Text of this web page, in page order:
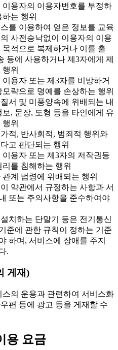
이용자의 이용자번호를 부정하
는 행위
를 이용하여 얻은 정보를 교육
사전승낙없이 이용자의 이용
목적으로 복제하거나 이를 출
등에 사용하거나 제3자에게 제
위
이용자 또는 제3자를 비방하거
모략으로 명예를 손상하는 행위
서 및 미풍양속에 위배되는 내
보, 문장, 도형 등을 타인에게 유
행위
적, 반사회적, 범죄적 행위와
고 판단되는 행위
이용자 또는 제3자의 저작권등
리를 침해하는 행위
관계 법령에 위배되는 행위
약관에서 규정하는 사항과 서
또는 주의사항을 준수하여야
치하는 단말기 등은 전기통신
준에 관한 규칙이 정하는 기준
하며, 서비스에 장애를 주지
.
게재)
스의 운용과 관련하여 서비스화
편 등에 광고 등을 게재할 수
용 요금